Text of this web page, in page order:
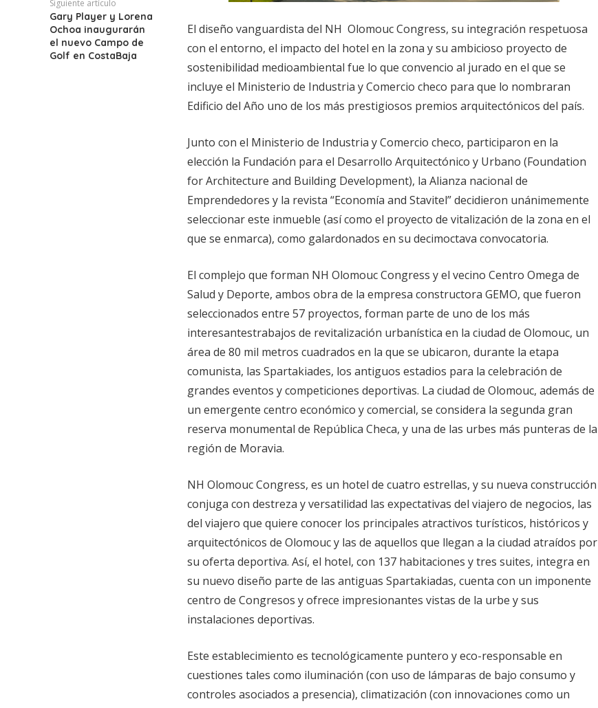
Siguiente artículo
Gary Player y Lorena
Ochoa inaugurarán
el nuevo Campo de
Golf en CostaBaja
El diseño vanguardista del NH Olomouc Congress, su integración respetuosa
con el entorno, el impacto del hotel en la zona y su ambicioso proyecto de
sostenibilidad medioambiental fue lo que convencio al jurado en el que se
incluye el Ministerio de Industria y Comercio checo para que lo nombraran
Edificio del Año uno de los más prestigiosos premios arquitectónicos del país.
Junto con el Ministerio de Industria y Comercio checo, participaron en la
elección la Fundación para el Desarrollo Arquitectónico y Urbano (Foundation
for Architecture and Building Development), la Alianza nacional de
Emprendedores y la revista “Economía and Stavitel” decidieron unánimemente
seleccionar este inmueble (así como el proyecto de vitalización de la zona en el
que se enmarca), como galardonados en su decimoctava convocatoria.
El complejo que forman NH Olomouc Congress y el vecino Centro Omega de
Salud y Deporte, ambos obra de la empresa constructora GEMO, que fueron
seleccionados entre 57 proyectos, forman parte de uno de los más
interesantestrabajos de revitalización urbanística en la ciudad de Olomouc, un
área de 80 mil metros cuadrados en la que se ubicaron, durante la etapa
comunista, las Spartakiades, los antiguos estadios para la celebración de
grandes eventos y competiciones deportivas. La ciudad de Olomouc, además de
un emergente centro económico y comercial, se considera la segunda gran
reserva monumental de República Checa, y una de las urbes más punteras de la
región de Moravia.
NH Olomouc Congress, es un hotel de cuatro estrellas, y su nueva construcción
conjuga con destreza y versatilidad las expectativas del viajero de negocios, las
del viajero que quiere conocer los principales atractivos turísticos, históricos y
arquitectónicos de Olomouc y las de aquellos que llegan a la ciudad atraídos por
su oferta deportiva. Así, el hotel, con 137 habitaciones y tres suites, integra en
su nuevo diseño parte de las antiguas Spartakiadas, cuenta con un imponente
centro de Congresos y ofrece impresionantes vistas de la urbe y sus
instalaciones deportivas.
Este establecimiento es tecnológicamente puntero y eco-responsable en
cuestiones tales como iluminación (con uso de lámparas de bajo consumo y
controles asociados a presencia), climatización (con innovaciones como un